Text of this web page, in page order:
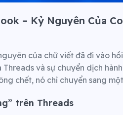
– Kỷ Nguyên Của
của chữ viết đã đi vào
Threads và sự chuyển dịch
chết, nó chỉ chuyển sang
trên Threads